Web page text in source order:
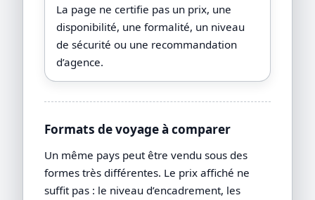
La page ne certifie pas un prix, une
disponibilité, une formalité, un niveau
de sécurité ou une recommandation
d’agence.
Formats de voyage à comparer
Un même pays peut être vendu sous des
formes très différentes. Le prix affiché ne
suffit pas : le niveau d’encadrement, les